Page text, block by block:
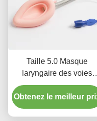
Taille 5.0 Masque
laryngaire des voies
respiratoires des voies
respiratoires du tube
laryngaire Silicone
Obtenez le meilleur